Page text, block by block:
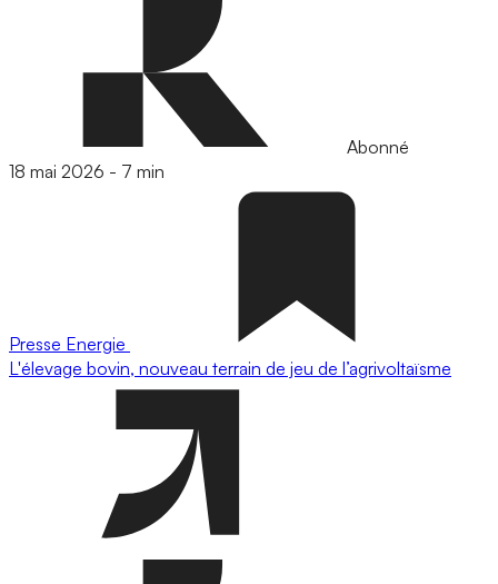
Abonné
18 mai 2026 - 7 min
Presse Energie
L'élevage bovin, nouveau terrain de jeu de l’agrivoltaïsme